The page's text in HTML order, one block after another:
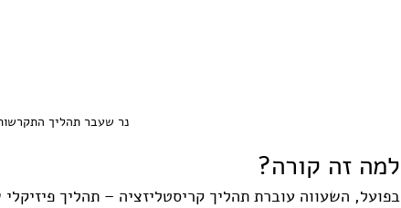
נר שעבר תהליך
למה זה קורה?
בפועל, השעווה עוברת תהליך קריסטליזציה – תהליך